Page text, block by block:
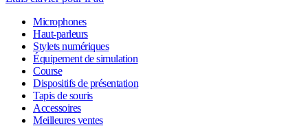
Microphones
Haut-parleurs
Stylets numériques
Équipement de simulation
Course
Dispositifs de présentation
Tapis de souris
Accessoires
Meilleures ventes